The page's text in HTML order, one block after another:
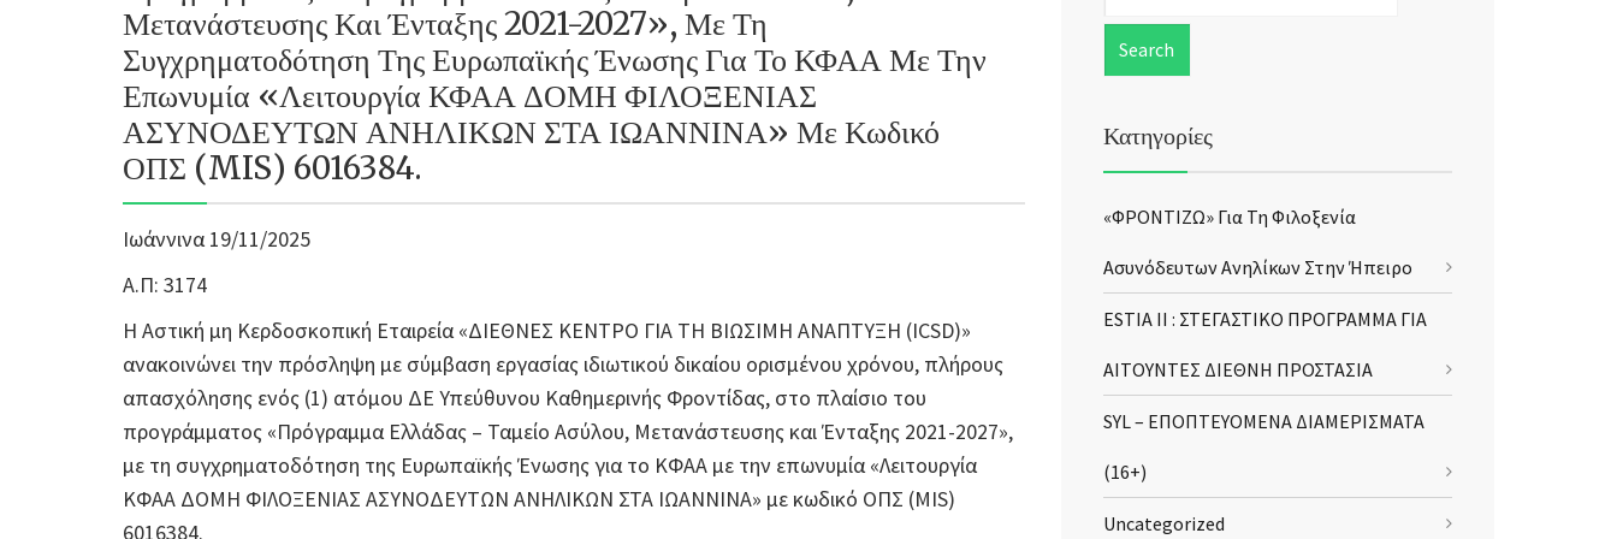
Μετανάστευσης Και Ένταξης 2021-2027», Με Τη
Συγχρηματοδότηση Της Ευρωπαϊκής Ένωσης Για Το ΚΦΑΑ Με Την
Επωνυμία «Λειτουργία ΚΦΑΑ ΔΟΜΗ ΦΙΛΟΞΕΝΙΑΣ
ΑΣΥΝΟΔΕΥΤΩΝ ΑΝΗΛΙΚΩΝ ΣΤΑ ΙΩΑΝΝΙΝΑ» Με Κωδικό
ΟΠΣ (MIS) 6016384.
Ιωάννινα 19/11/2025
Α.Π: 3174
Η Αστική μη Κερδοσκοπική Εταιρεία «ΔΙΕΘΝΕΣ ΚΕΝΤΡΟ ΓΙΑ ΤΗ ΒΙΩΣΙΜΗ ΑΝΑΠΤΥΞΗ (ICSD)»
ανακοινώνει την πρόσληψη με σύμβαση εργασίας ιδιωτικού δικαίου ορισμένου χρόνου, πλήρους
απασχόλησης ενός (1) ατόμου ΔΕ Υπεύθυνου Καθημερινής Φροντίδας, στο πλαίσιο του
προγράμματος «Πρόγραμμα Ελλάδας – Ταμείο Ασύλου, Μετανάστευσης και Ένταξης 2021-2027»,
με τη συγχρηματοδότηση της Ευρωπαϊκής Ένωσης για το ΚΦΑΑ με την επωνυμία «Λειτουργία
ΚΦΑΑ ΔΟΜΗ ΦΙΛΟΞΕΝΙΑΣ ΑΣΥΝΟΔΕΥΤΩΝ ΑΝΗΛΙΚΩΝ ΣΤΑ ΙΩΑΝΝΙΝΑ» με κωδικό ΟΠΣ (MIS)
6016384.
Κατηγορίες
«ΦΡΟΝΤΙΖΩ» Για Τη Φιλοξενία
Ασυνόδευτων Ανηλίκων Στην Ήπειρο
ESTIA II : ΣΤΕΓΑΣΤΙΚΟ ΠΡΟΓΡΑΜΜΑ ΓΙΑ
ΑΙΤΟΥΝΤΕΣ ΔΙΕΘΝΗ ΠΡΟΣΤΑΣΙΑ
SYL – ΕΠΟΠΤΕΥΟΜΕΝΑ ΔΙΑΜΕΡΙΣΜΑΤΑ
(16+)
Uncategorized